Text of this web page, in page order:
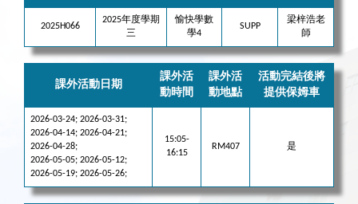
2025H066
2025年度學期
三
愉快學數
學4
SUPP
梁梓浩老
師
課外活動日期
課外活
動時間
課外活
動地點
活動完結後將
提供保姆車
2026-03-24; 2026-03-31;
2026-04-14; 2026-04-21;
2026-04-28;
2026-05-05; 2026-05-12;
2026-05-19; 2026-05-26;
15:05-
16:15
RM407 是